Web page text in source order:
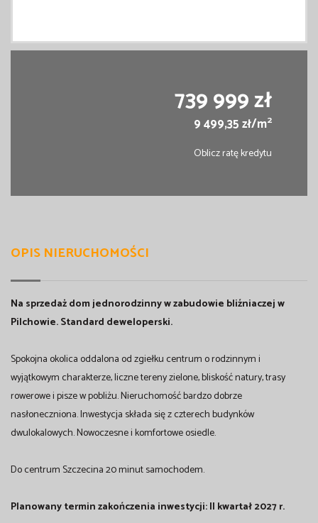
739 999 zł
9 499,35 zł/m2
Oblicz ratę kredytu
OPIS NIERUCHOMOŚCI
Na sprzedaż dom jednorodzinny w zabudowie bliźniaczej w
Pilchowie. Standard deweloperski.
Spokojna okolica oddalona od zgiełku centrum o rodzinnym i
wyjątkowym charakterze, liczne tereny zielone, bliskość natury, trasy
rowerowe i pisze w pobliżu. Nieruchomość bardzo dobrze
nasłoneczniona. Inwestycja składa się z czterech budynków
dwulokalowych. Nowoczesne i komfortowe osiedle.
Do centrum Szczecina 20 minut samochodem.
Planowany termin zakończenia inwestycji: II kwartał 2027 r.